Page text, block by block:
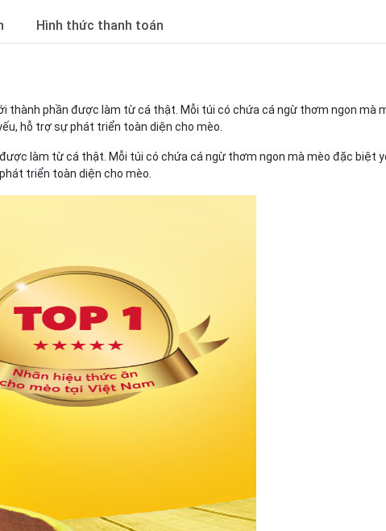
Hình thức thanh toán
phần được làm từ cá thật. Mỗi túi có chứa cá ngừ thơm ngon mà
hỗ trợ sự phát triển toàn diện cho mèo.
làm từ cá thật. Mỗi túi có chứa cá ngừ thơm ngon mà mèo đặc biệt
triển toàn diện cho mèo.